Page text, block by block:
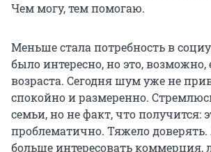
Чем могу, тем помогаю.
Меньше стала потребность в
было интересно, но это, возможно,
возраста. Сегодня шум уже не
спокойно и размеренно.
семьи, но не факт, что получится:
проблематично. Тяжело
больше интересовать коммерция,